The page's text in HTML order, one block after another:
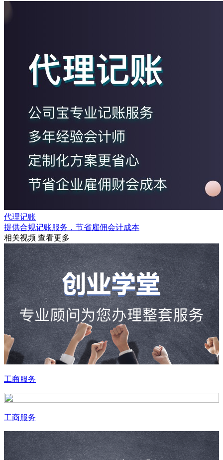
代理记账
提供合规记账服务，节省雇佣会计成本
相关视频 查看更多
工商服务
工商服务